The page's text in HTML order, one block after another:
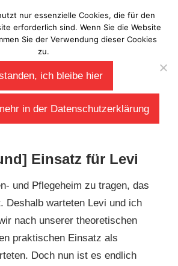
Laberladen
Einsatz für Levi
und Pflegeheim zu tragen, das
Deshalb warteten Levi und ich
nach unserer theoretischen
praktischen Einsatz als
Doch nun ist es endlich
nur essenzielle Cookies, die für den
erforderlich sind. Wenn Sie die Website
Sie der Verwendung dieser Cookies
zu.
ich bleibe hier
in der Datenschutzerklärung